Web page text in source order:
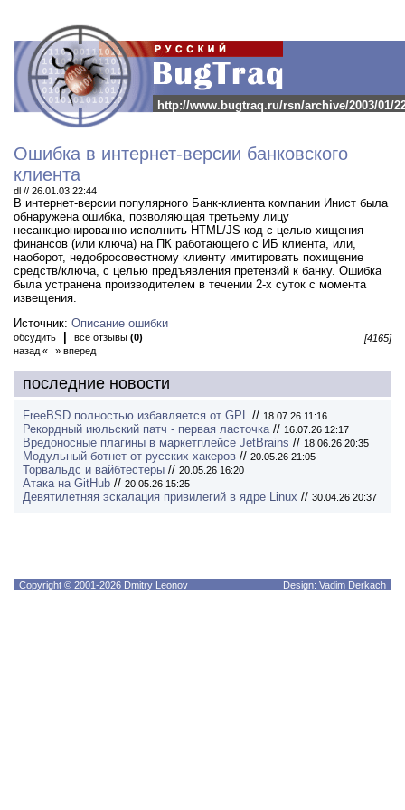
http://www.bugtraq.ru/rsn/archive/2003/01/
Ошибка в интернет-версии банковского
клиента
dl // 26.01.03 22:44
В интернет-версии популярного Банк-клиента компании Инист была
обнаружена ошибка, позволяющая третьему лицу
несанкционированно исполнить HTML/JS код с целью хищения
финансов (или ключа) на ПК работающего с ИБ клиента, или,
наоборот, недобросовестному клиенту имитировать похищениe
средств/ключа, с целью предъявления претензий к банку. Ошибка
была устранена производителем в течении 2-х суток с момента
извещения.
Источник: Описание ошибки
обсудить все отзывы (0)
[4165]
назад «
» вперед
последние новости
FreeBSD полностью избавляется от GPL // 18.07.26 11:16
Рекордный июльский патч - первая ласточка// 16.07.26 12:17
Вредоносные плагины в маркетплейсе JetBrains // 18.06.26 20:35
Модульный ботнет от русских хакеров // 20.05.26 21:05
Торвальдс и вайбтестеры // 20.05.26 16:20
Атака на GitHub // 20.05.26 15:25
Девятилетняя эскалация привилегий в ядре Linux // 30.04.26 20:37
Copyright © 2001-2026 Dmitry Leonov Design: Vadim Derkach